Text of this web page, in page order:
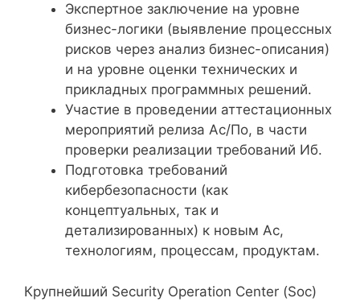
Экспертное заключение на уровне
бизнес-логики (выявление процессных
рисков через анализ бизнес-описания)
и на уровне оценки технических и
прикладных программных решений.
Участие в проведении аттестационных
мероприятий релиза Ас/По, в части
проверки реализации требований Иб.
Подготовка требований
кибербезопасности (как
концептуальных, так и
детализированных) к новым Ас,
технологиям, процессам, продуктам.
Крупнейший Security Operation Center (Soc)